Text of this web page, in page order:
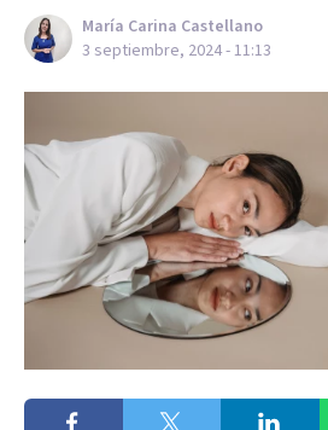
María Carina Castellano
3 septiembre, 2024 - 11:13